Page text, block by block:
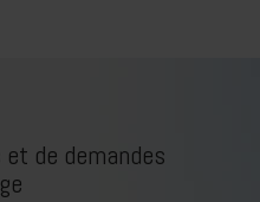
de demandes